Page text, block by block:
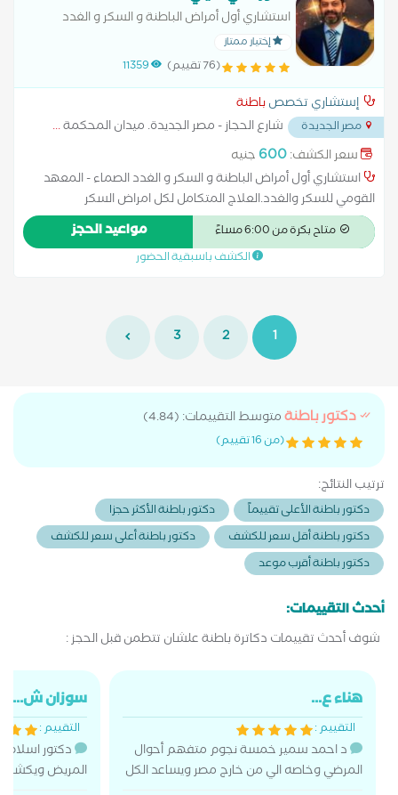
استشاري أول أمراض الباطنة و السكر و الغدد
الصماء - المعهد القومي للسكر والغدد.العلاج
المتكامل لكل امراض السكر ومضاعفاته لكل الاعمار
و الاكتشاف المبكر لمرض السكري
إختيار ممتاز
(76 تقييم) 11359
إستشاري تخصصباطنة
مصر الجديدة شارع الحجاز - مصر الجديدة. ميدان المحكمة...
سعر الكشف:600 جنيه
استشاري أول أمراض الباطنة و السكر و الغدد الصماء - المعهد
القومي للسكر والغدد.العلاج المتكامل لكل امراض السكر
ومضاعفاته لكل الاعمار و الاكتشاف المبكر لمرض السكري وكيفيه
الوقايه منه .علاج ارتفاع ضغط الدم والكوليسترول .علاج امراض
المعده والإثني عشر والقولون .
متاح بكرة من 6:00 مساءً مواعيد الحجز
الكشف باسبقية الحضور
1
2
3
دكتور باطنةمتوسط التقييمات: (4.84)
(من 16 تقييم)
ترتيب النتائج:
دكتور باطنة الأعلى تقييماً
دكتور باطنة الأكثر حجزا
دكتور باطنة أقل سعر للكشف
دكتور باطنة أعلى سعر للكشف
دكتور باطنة أقرب موعد
أحدث التقييمات:
شوف أحدث تقييمات دكاترة باطنة علشان تتطمن قبل الحجز :
هناء ع...
التقييم :
د احمد سمير خمسة نجوم متفهم أحوال
المرضي وخاصه الي من خارج مصر ويساعد الكل
سوزان ش...
التقييم :
دكتور
المريض